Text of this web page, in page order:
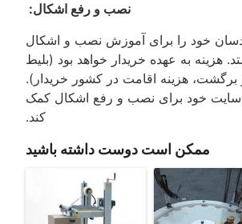
نصب و رفع اشکال:
خود را برای آموزش نصب و اشکال
هزینه به عهده خریدار خواهد بود (بلیط
برگشت، هزینه اقامت در کشور خریدار).
سایت خود برای نصب و رفع اشکال کمک
کند.
ممکن است دوست داشته باشید